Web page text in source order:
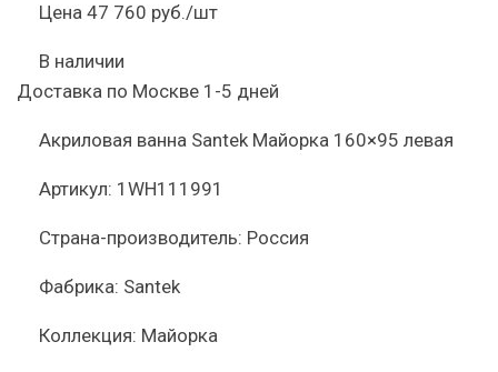
Цена 47 760 руб./шт
В наличии
Доставка по Москве 1-5 дней
Акриловая ванна Santek Майорка 160×95 левая
Артикул: 1WH111991
Страна-производитель: Россия
Фабрика: Santek
Коллекция: Майорка